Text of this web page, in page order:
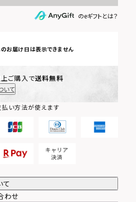
のeギフトとは？
お届け日は表示できません
ご購入で送料無料
いて
払い方法が使えます
て
わせ